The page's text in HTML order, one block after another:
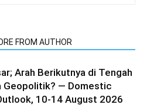
FROM AUTHOR
Arah Berikutnya di Tengah
Geopolitik? — Domestic
10-14 August 2026